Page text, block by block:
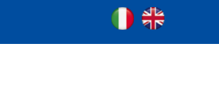
Ville Gentilizie Lombarde
Ita